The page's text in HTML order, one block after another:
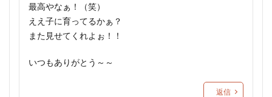
最高やなぁ！（笑）
ええ子に育ってるかぁ？
また見せてくれよぉ！！
いつもありがとう～～
返信